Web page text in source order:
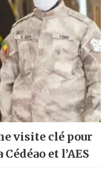
visite clé pour
et l’AES